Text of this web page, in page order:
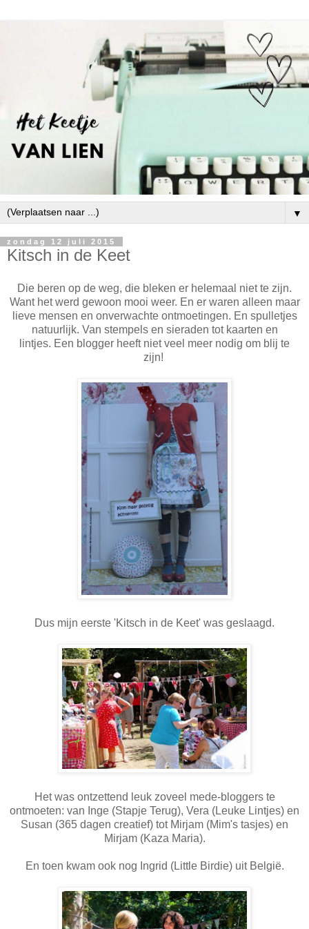
▼
zondag 12 juli 2015
Kitsch in de Keet
Die beren op de weg, die bleken er helemaal niet te zijn.
Want het werd gewoon mooi weer. En er waren alleen maar
lieve mensen en onverwachte ontmoetingen. En spulletjes
natuurlijk. Van stempels en sieraden tot kaarten en
lintjes. Een blogger heeft niet veel meer nodig om blij te
zijn!
Dus mijn eerste 'Kitsch in de Keet' was geslaagd.
Het was ontzettend leuk zoveel mede-bloggers te
ontmoeten: van Inge (Stapje Terug), Vera (Leuke Lintjes) en
Susan (365 dagen creatief) tot Mirjam (Mim's tasjes) en
Mirjam (Kaza Maria).
En toen kwam ook nog Ingrid (Little Birdie) uit België.